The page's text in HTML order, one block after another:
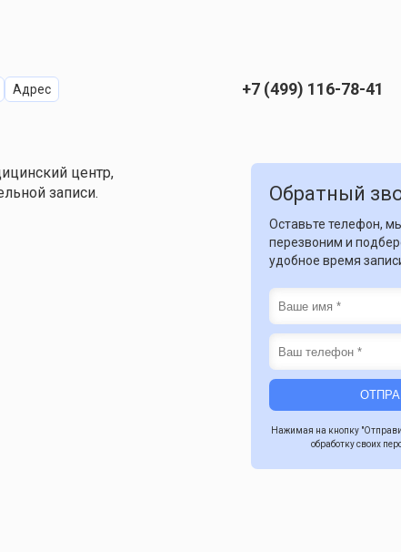
Адрес +7 (499) 116-78-41
центр,
записи.
Обратный
Оставьте телефон,
перезвоним и
удобное время
Нажимая на кнопку
обработку своих